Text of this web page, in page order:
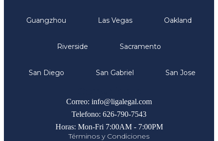
Guangzhou Las Vegas Oakland
Riverside Sacramento
San Diego San Gabriel San Jose
Correo: info@ligalegal.com
Telefono: 626-790-7543
Horas: Mon-Fri 7:00AM - 7:00PM
Términos y Condiciones